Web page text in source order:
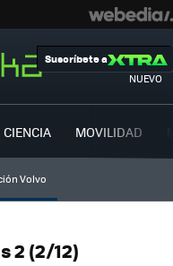
NUEVO
Suscríbete a
CIENCIA MOVILIDAD
Volvo
2 (2/12)